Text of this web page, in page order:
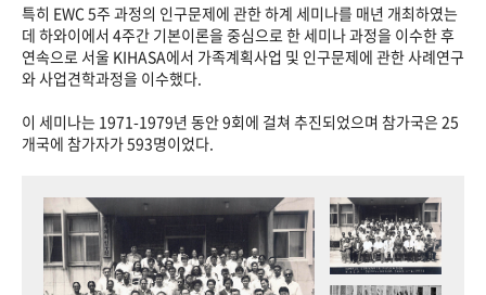
특히 EWC 5주 과정의 인구문제에 관한 하계 세미나를 매년 개최하였는
데 하와이에서 4주간 기본이론을 중심으로 한 세미나 과정을 이수한 후
연속으로 서울 KIHASA에서 가족계획사업 및 인구문제에 관한 사례연구
와 사업견학과정을 이수했다.
이 세미나는 1971-1979년 동안 9회에 걸쳐 추진되었으며 참가국은 25
개국에 참가자가 593명이었다.